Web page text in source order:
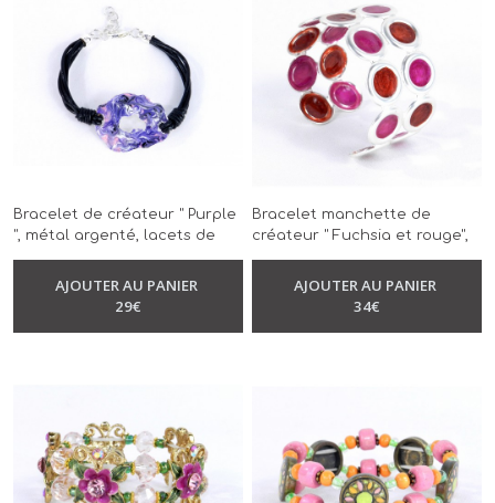
Bracelet de créateur " Purple
", métal argenté, lacets de
réalisé à la main -
AJOUTER AU PANIER
29€
Bracelet manchette de
créateur " Fuchsia et rouge",
Bracelet
AJOUTER AU PANIER
34€